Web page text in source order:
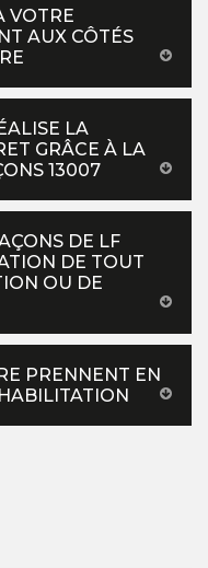
VOTRE
AUX CÔTÉS
LA
GRÂCE À LA
13007
DE LF
DE TOUT
OU DE
PRENNENT EN